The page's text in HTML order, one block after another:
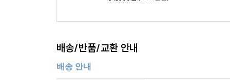
배송/반품/교환 안내
배송 안내